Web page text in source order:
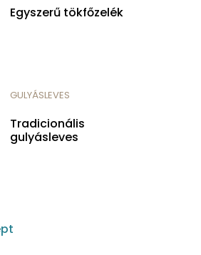
Egyszerű tökfőzelék
GULYÁSLEVES
Tradicionális
gulyásleves